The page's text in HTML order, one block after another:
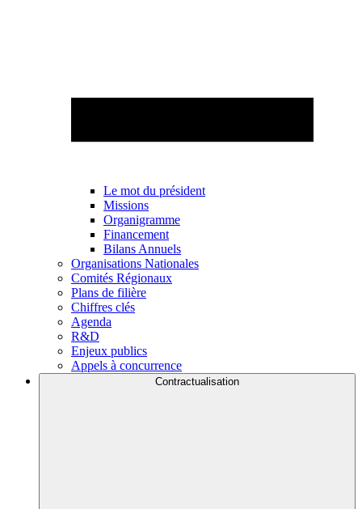
Le mot du président
Missions
Organigramme
Financement
Bilans Annuels
Organisations Nationales
Comités Régionaux
Plans de filière
Chiffres clés
Agenda
R&D
Enjeux publics
Appels à concurrence
Contractualisation